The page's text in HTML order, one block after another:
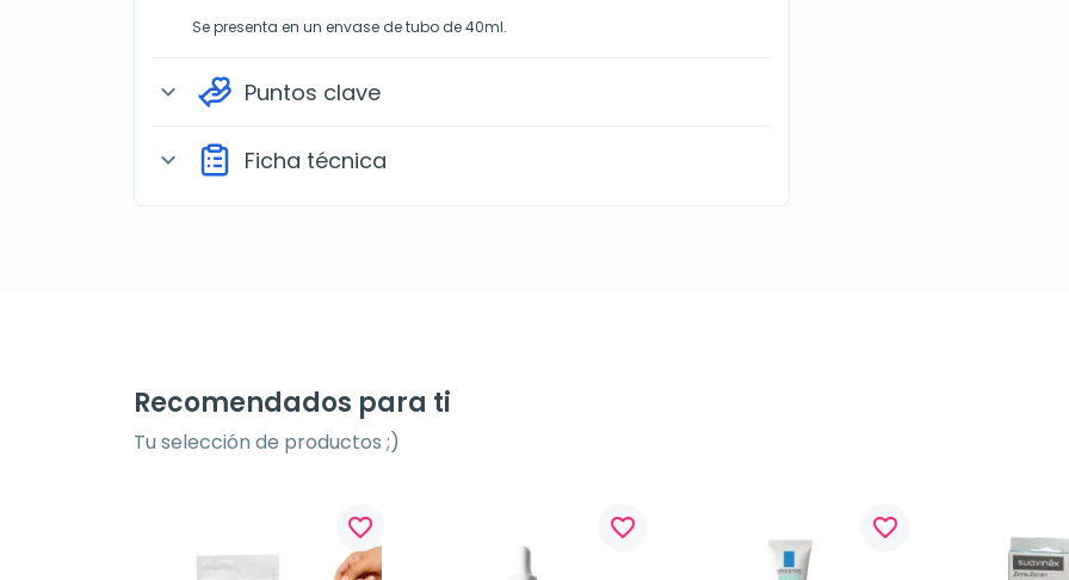
Se presenta en un envase de tubo de 40ml.
expand_more Puntos clave
expand_more Ficha técnica
Recomendados para ti
Tu selección de productos ;)
favorite_border favorite_border favorite_border